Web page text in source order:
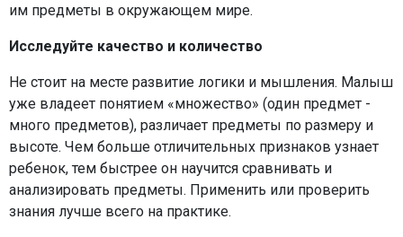
им предметы в окружающем мире.
Исследуйте качество и количество
Не стоит на месте развитие логики и мышления. Малыш
уже владеет понятием «множество» (один предмет -
много предметов), различает предметы по размеру и
высоте. Чем больше отличительных признаков узнает
ребенок, тем быстрее он научится сравнивать и
анализировать предметы. Применить или проверить
знания лучше всего на практике.